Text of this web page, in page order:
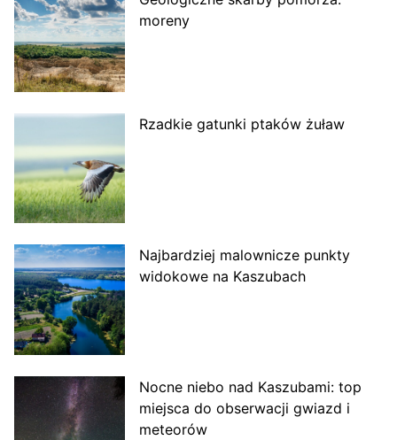
moreny
Rzadkie gatunki ptaków żuław
Najbardziej malownicze punkty
widokowe na Kaszubach
Nocne niebo nad Kaszubami: top
miejsca do obserwacji gwiazd i
meteorów